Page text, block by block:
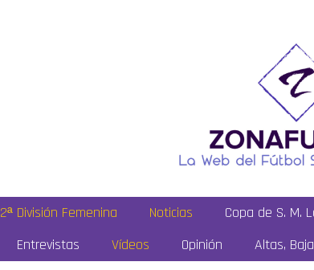
2ª División Femenina Noticias Copa de S. M.
Entrevistas
Vídeos Opinión Altas,